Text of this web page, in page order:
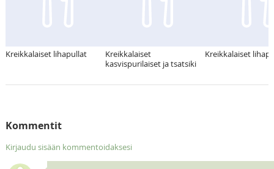
Kreikkalaiset lihapullat
Kreikkalaiset
kasvispurilaiset ja tsatsiki
Kreikkalaiset
Kommentit
Kirjaudu sisään kommentoidaksesi